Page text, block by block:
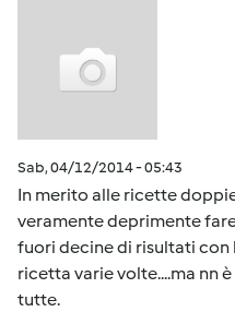
Sab, 04/12/2014 - 05:43
In merito alle ricette
veramente deprimente
fuori decine di risultati con
ricetta varie volte....ma nn
tutte.